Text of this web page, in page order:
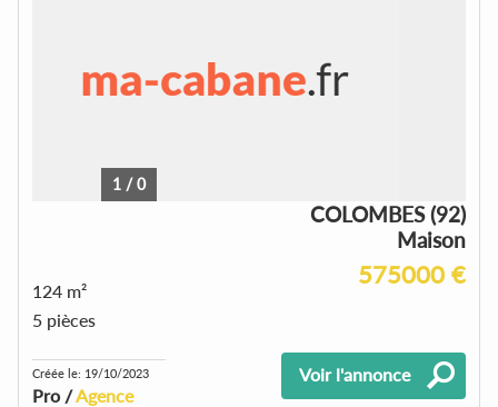
1 /0
COLOMBES (92)
Maison
575000 €
124 m²
5 pièces
Créée le: 19/10/2023
Pro /Agence
Voir l'annonce